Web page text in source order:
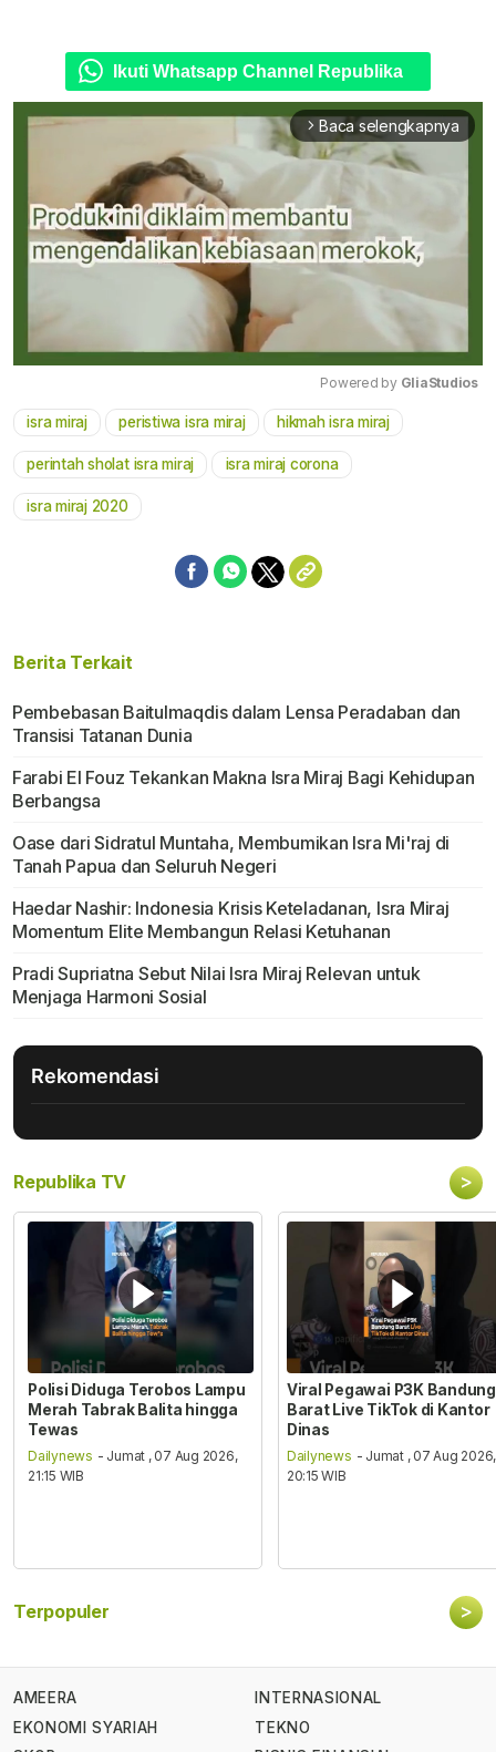
Ikuti Whatsapp Channel Republika
arrow_forward_ios Baca selengkapnya
Powered by GliaStudios
isra miraj peristiwa isra miraj hikmah isra miraj
perintah sholat isra miraj isra miraj corona
isra miraj 2020
Berita Terkait
Pembebasan Baitulmaqdis dalam Lensa Peradaban dan
Transisi Tatanan Dunia
Farabi El Fouz Tekankan Makna Isra Miraj Bagi Kehidupan
Berbangsa
Oase dari Sidratul Muntaha, Membumikan Isra Mi'raj di
Tanah Papua dan Seluruh Negeri
Haedar Nashir: Indonesia Krisis Keteladanan, Isra Miraj
Momentum Elite Membangun Relasi Ketuhanan
Pradi Supriatna Sebut Nilai Isra Miraj Relevan untuk
Menjaga Harmoni Sosial
Rekomendasi
Republika TV >
Polisi Diduga Terobos Lampu
Merah Tabrak Balita hingga
Tewas
Dailynews - Jumat , 07 Aug 2026,
21:15 WIB
Viral Pegawai P3K Bandung
Barat Live TikTok di Kantor
Dinas
Dailynews - Jumat , 07 Aug 2026,
20:15 WIB
Terpopuler >
AMEERA
EKONOMI SYARIAH
INTERNASIONAL
TEKNO